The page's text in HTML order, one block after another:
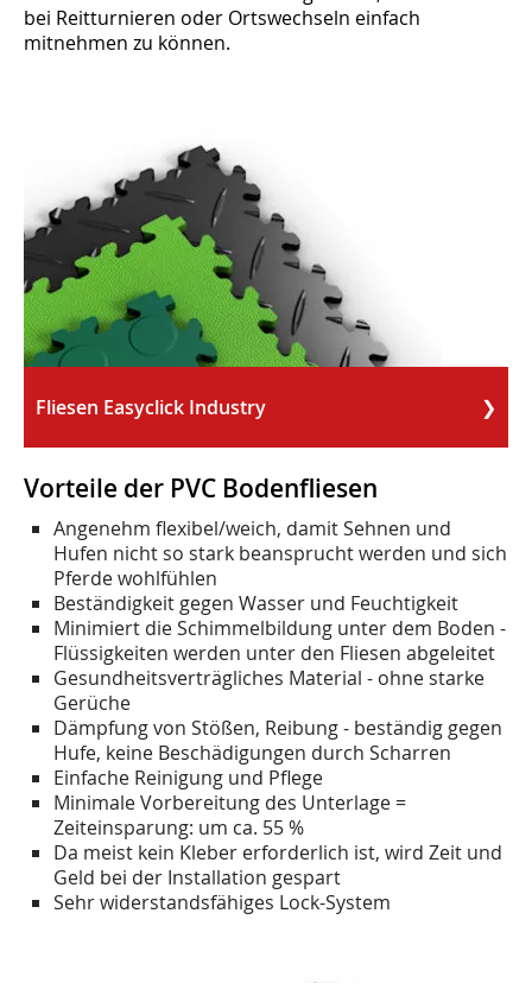
bei Reitturnieren oder Ortswechseln einfach
mitnehmen zu können.
Fliesen Easyclick Industry
Vorteile der PVC Bodenfliesen
Angenehm flexibel/weich, damit Sehnen und
Hufen nicht so stark beansprucht werden und sich
Pferde wohlfühlen
Beständigkeit gegen Wasser und Feuchtigkeit
Minimiert die Schimmelbildung unter dem Boden -
Flüssigkeiten werden unter den Fliesen abgeleitet
Gesundheitsverträgliches Material - ohne starke
Gerüche
Dämpfung von Stößen, Reibung - beständig gegen
Hufe, keine Beschädigungen durch Scharren
Einfache Reinigung und Pflege
Minimale Vorbereitung des Unterlage =
Zeiteinsparung: um ca. 55 %
Da meist kein Kleber erforderlich ist, wird Zeit und
Geld bei der Installation gespart
Sehr widerstandsfähiges Lock-System